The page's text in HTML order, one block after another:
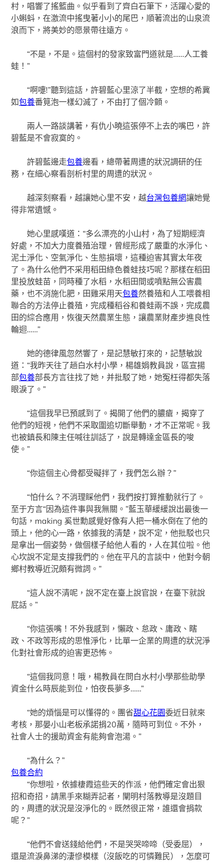
村，唱響了搖籃曲。似乎看到了齊白石筆下，活躍心愛的
小蝌蚪，在激流中搖曳著小小的尾巴，順著流出的山泉流
浪而下，將美妙的愿景帶往遠方。 ​
“不是，不是。這個村的發家致富門道就是……人工養
蛙！”
“啊嚏!”聽到這話，許碧藍心里涼了半截，空想的希冀
如包養番筧泡一樣幻滅了，不由打了個冷顫。
兩人一路談講著，有仇小曉這張停不上去的嘴巴，許
碧藍是不會寂寞的。
許碧藍邊走包養邊看，總帶著周遭的狀況調研的任
務，在細心察看剖析村里的周遭的狀況。
越深刻察看，越讓她心里不安，越台灣包養網讓她覺
得非常遺憾。
她心里感嘆道：“多么漂亮的小山村，為了短期經濟
好處，不加大力度養殖治理，曾經形成了嚴重的水淨化、
泥土淨化、空氣淨化、生態損壞，這種迫害其實太年夜
了。為什么他們不采用稻田綠色養蛙技巧呢？那樣在稻田
里投放蛙苗，同時種了水稻，水稻田間或噴點無公害農
藥，也不消施化肥，田雞采用天包養然養殖和人工喂養相
聯合的方法停止養殖，完成種稻谷和養蛙兩不誤，完成農
田的綜合應用，恢復天然農業生態，讓農業財產步進良性
輪迴……”
她的德律風忽然響了，是記慧敏打來的，記慧敏說
道：“我昨天往了趟白水村小學，楊雄娟教員說，區宣揚
部包養部長方言往找了她，并批駁了她，她冤枉得都失落
眼淚了。”
“這個我早已預感到了。揭開了他們的膿瘡，揭穿了
他們的短視，他們不采取圍追切斷舉動，才不正常呢。我
也被鎮長和陳主任喊往訓話了，說是轉達金區長的唆
使。”
“你這個主心骨都受礙拌了，我們怎么辦？”
“怕什么？不消理睬他們，我們按打算推動就行了。
至于方言“因為這件事與我無關。”藍玉華緩緩說出最後一
句話，making 奚世勳感覺好像有人把一桶水倒在了他的
頭上，他的心一路，依據我的清楚，說不定，他批駁也只
是拿出一個姿勢，做個樣子給他人看的，人在其位啦。他
心坎說不定是支撐我們的。他在平凡的言談中，他對今朝
鄉村教導近況頗有微詞。”
“這人說不清呢，說不定在臺上說官說，在臺下就說
屁話。”
“你這張嘴！不外我感到，懶政、怠政、庸政、瞎
政、不政等形成的思惟淨化，比單一企業的周遭的狀況淨
化對社會形成的迫害更恐怖。
“這個我同意！哦，楊教員在問白水村小學那些助學
資金什么時辰能到位，怕夜長夢多……”
“她的煩惱是可以懂得的。團省甜心花園委近日就來
考核，那晏小山老板承諾捐20萬，隨時可到位。不外，
社會人士的援助資金有能夠會泡湯。”
“為什么？”
包養合約
“你想啦，依據棲霞這些天的作派，他們確定會出狠
招和奇招，請黑手來糊弄記者，闡明村落教導是沒題目
的，周遭的狀況是沒淨化的。既然很正常，誰還會捐款
呢？”
“他們不會送錢給他們，不是哭哭啼啼（受委屈），
還是流淚鼻涕的淒慘模樣（沒飯吃的可憐難民），怎麼可